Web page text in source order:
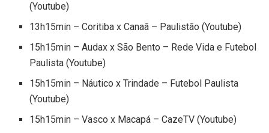
(Youtube)
13h15min – Coritiba x Canaã – Paulistão (Youtube)
15h15min – Audax x São Bento – Rede Vida e Futebol
Paulista (Youtube)
15h15min – Náutico x Trindade – Futebol Paulista
(Youtube)
15h15min – Vasco x Macapá – CazeTV (Youtube)